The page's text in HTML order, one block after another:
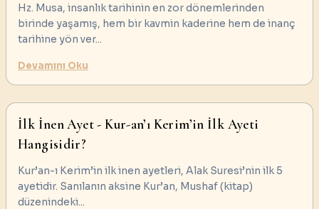
Hz. Musa, insanlık tarihinin en zor dönemlerinden
birinde yaşamış, hem bir kavmin kaderine hem de inanç
tarihine yön ver...
Devamını Oku
İlk İnen Ayet - Kur-an’ı Kerim’in İlk Ayeti
Hangisidir?
Kur’an-ı Kerim’in ilk inen ayetleri, Alak Suresi’nin ilk 5
ayetidir. Sanılanın aksine Kur’an, Mushaf (kitap)
düzenindeki...